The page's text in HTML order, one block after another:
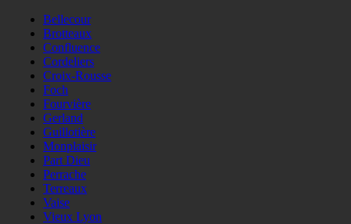
Bellecour
Brotteaux
Confluence
Cordeliers
Croix-Rousse
Foch
Fourvière
Gerland
Guillotière
Monplaisir
Part Dieu
Perrache
Terreaux
Vaise
Vieux Lyon